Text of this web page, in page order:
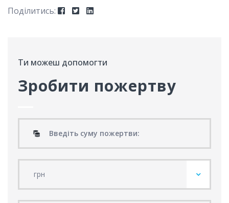
Поділитись:ㅤ
Ти можеш допомогти
Зробити пожертву